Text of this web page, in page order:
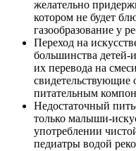
желательно
котором не будет
газообразование у
Переход на
большинства детей-
их перевода на
свидетельствующие
питательным
Недостаточный
только малыши-
употреблении
педиатры водой